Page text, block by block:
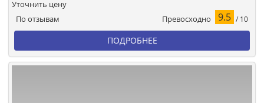
По отзывам Превосходно 9.5 / 10
Уточнить цену
ПОДРОБНЕЕ